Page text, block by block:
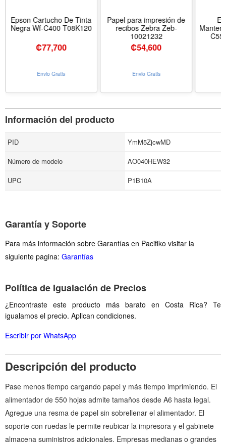
Epson Cartucho De Tinta
Negra Wf-C400 T08K120
₡77,700
Envio Gratis
Papel para impresión de
recibos Zebra Zeb-
10021232
₡54,600
Envio Gratis
Información del producto
PID
YmM5ZjcwMD
Número de modelo
AO040HEW32
UPC
P1B10A
Garantía y Soporte
Para más información sobre Garantías en Pacifiko visitar la
siguiente pagina: Garantías
Política de Igualación de Precios
¿Encontraste este producto más barato en Costa Rica? Te
igualamos el precio. Aplican condiciones.
Escribir por WhatsApp
Descripción del producto
Pase menos tiempo cargando papel y más tiempo imprimiendo. El
alimentador de 550 hojas admite tamaños desde A6 hasta legal.
Agregue una resma de papel sin sobrellenar el alimentador. El
soporte con ruedas le permite reubicar la impresora y el gabinete
almacena suministros adicionales. Empresas medianas o grandes